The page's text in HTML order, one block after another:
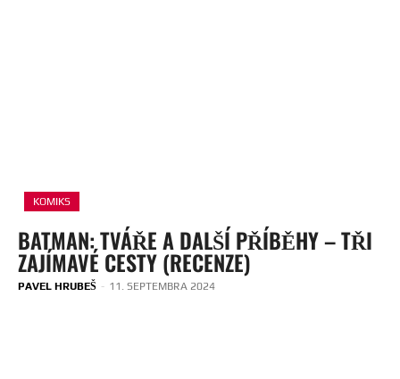
KOMIKS
BATMAN: TVÁŘE A DALŠÍ PŘÍBĚHY – TŘI
ZAJÍMAVÉ CESTY (RECENZE)
PAVEL HRUBEŠ - 11. SEPTEMBRA 2024